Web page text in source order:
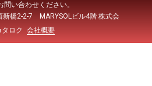
問い合わせください。
新橋2-2-7 MARYSOLビル4階 株式会
タロク
会社概要